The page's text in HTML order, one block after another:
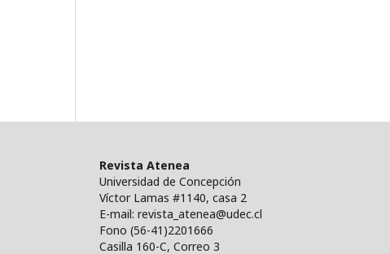
Revista Atenea
Universidad de Concepción
Víctor Lamas #1140, casa 2
E-mail: revista_atenea@udec.cl
Fono (56-41)2201666
Casilla 160-C, Correo 3